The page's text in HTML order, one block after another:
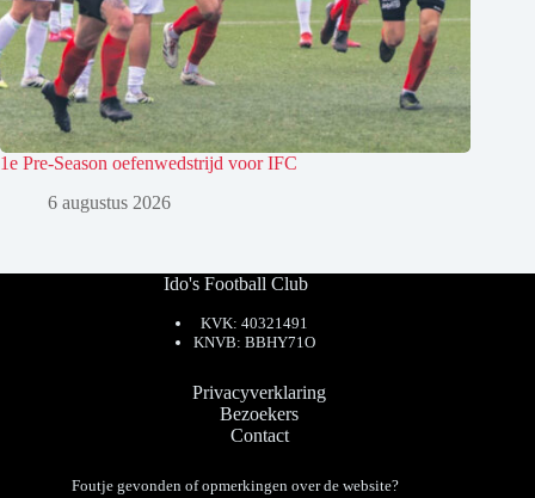
1e Pre-Season oefenwedstrijd voor IFC
6 augustus 2026
Ido's Football Club
KVK: 40321491
KNVB: BBHY71O
Privacyverklaring
Bezoekers
Contact
Foutje gevonden of opmerkingen over de website?